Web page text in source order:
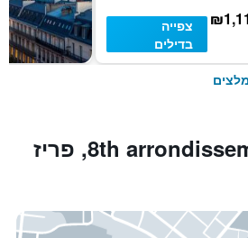
צפייה
בדילים